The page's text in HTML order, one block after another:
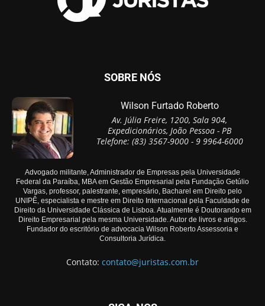
SOBRE NÓS
Wilson Furtado Roberto
Av. Júlia Freire, 1200, Sala 904,
Expedicionários, João Pessoa - PB
Telefone: (83) 3567-9000 - 9 9964-6000
Advogado militante, Administrador de Empresas pela Universidade
Federal da Paraíba, MBA em Gestão Empresarial pela Fundação Getúlio
Vargas, professor, palestrante, empresário, Bacharel em Direito pelo
UNIPÊ, especialista e mestre em Direito Internacional pela Faculdade de
Direito da Universidade Clássica de Lisboa. Atualmente é Doutorando em
Direito Empresarial pela mesma Universidade. Autor de livros e artigos.
Fundador do escritório de advocacia Wilson Roberto Assessoria e
Consultoria Jurídica.
Contato: contato@juristas.com.br